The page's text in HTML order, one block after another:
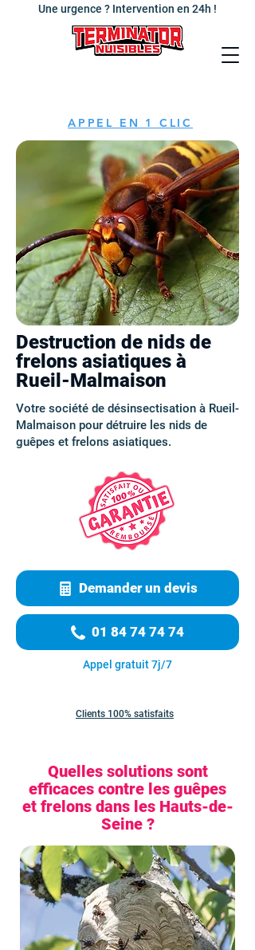
Une urgence ? Intervention en 24h !
APPEL EN 1 CLIC
Destruction de nids de
frelons asiatiques à
Rueil-Malmaison
Votre société de désinsectisation à Rueil-
Malmaison pour détruire les nids de
guêpes et frelons asiatiques.
Demander un devis
01 84 74 74 74
Appel gratuit 7j/7
Clients 100% satisfaits
Quelles solutions sont
efficaces contre les guêpes
et frelons dans les Hauts-de-
Seine ?